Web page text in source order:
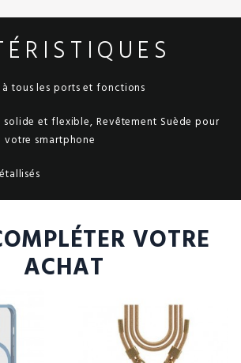
à tous les ports et fonctions
solide et flexible, Revêtement Suède pour
votre smartphone
VOTRE
ACHAT